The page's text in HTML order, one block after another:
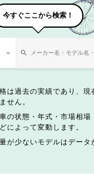
今すぐここから検索！
は過去の実績であり、現
せん。
の状態・年式・市場相場
によって変動します。
が少ないモデルはデータ